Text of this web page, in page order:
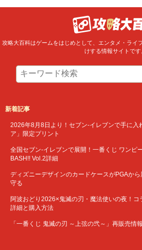
攻略大百科はゲームをはじめとして、エンタメ・ライ
けする情報サイトです
新着記事
2026年8月8日より！セブン‐イレブンで手に入
ア」限定プリント
全国セブン‐イレブンで展開！一番くじ ワンピ
BASH!! Vol.2詳細
ディズニーデザインのカードケースがPGAか
守る
阿波おどり2026×鬼滅の刃・魔法使いの夜！コ
詳細と購入方法
「一番くじ 鬼滅の刃 ～上弦の弐～」再販売情